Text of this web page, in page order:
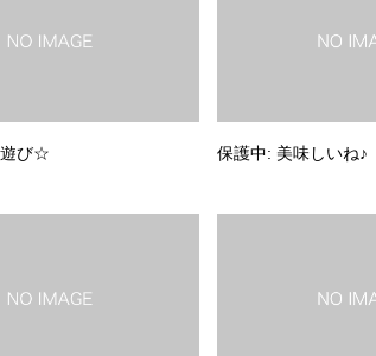
遊び☆ 保護中: 美味しいね♪